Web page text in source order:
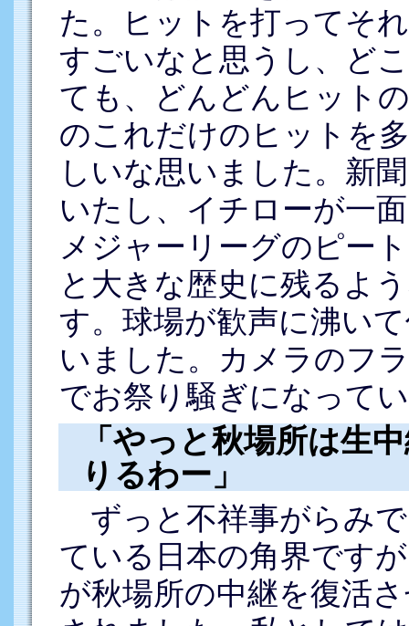
た。ヒットを打ってそ
すごいなと思うし、ど
ても、どんどんヒット
のこれだけのヒットを
しいな思いました。新
いたし、イチローが一
メジャーリーグのピー
と大きな歴史に残るよ
す。球場が歓声に沸い
いました。カメラのフ
でお祭り騒ぎになって
「やっと秋場所は生
りるわー」
ずっと不祥事がらみ
ている日本の角界です
が秋場所の中継を復活